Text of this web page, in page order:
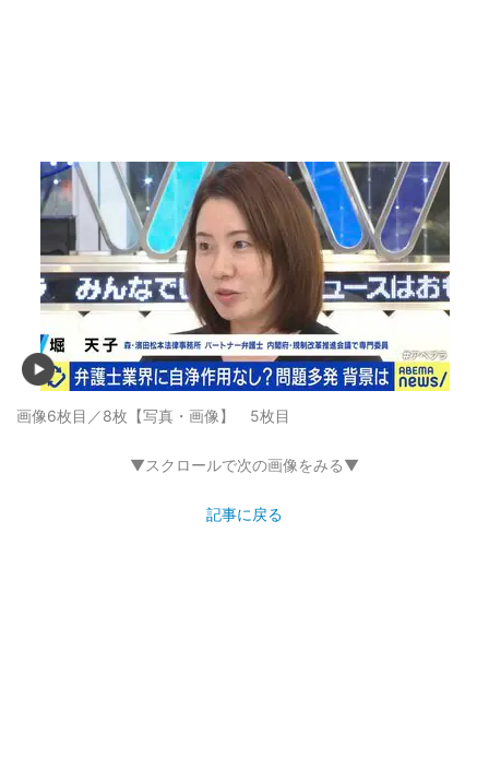
画像6枚目／8枚 【写真・画像】 5枚目
▼スクロールで次の画像をみる▼
記事に戻る